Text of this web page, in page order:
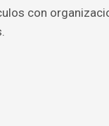
con